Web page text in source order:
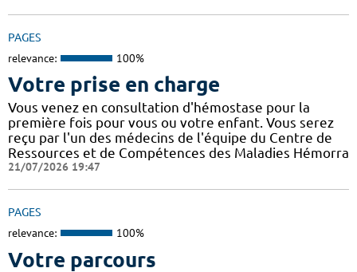
PAGES
relevance: 100%
Votre prise en charge
Vous venez en consultation d'hémostase pour la
première fois pour vous ou votre enfant. Vous serez
reçu par l'un des médecins de l'équipe du Centre de
Ressources et de Compétences des Maladies Hémorra
21/07/2026 19:47
PAGES
relevance: 100%
Votre parcours